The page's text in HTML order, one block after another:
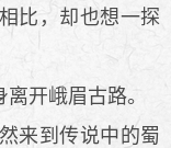
比，却也想一探
开峨眉古路。
来到传说中的蜀